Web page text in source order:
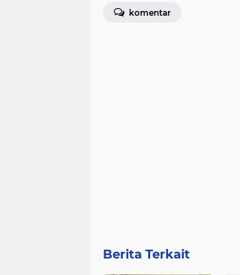
komentar
Berita Terkait